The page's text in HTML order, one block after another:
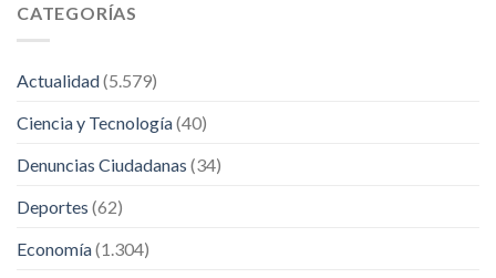
CATEGORÍAS
Actualidad(5.579)
Ciencia y Tecnología(40)
Denuncias Ciudadanas (34)
Deportes (62)
Economía(1.304)